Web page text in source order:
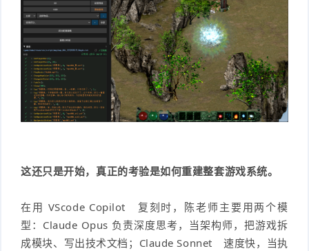
这还只是开始，真正的考验是如何重建整套游戏系统。
在用 VScode Copilot
复刻时，陈老师主要用两个模
型：Claude Opus 负责深度思考，当架构师，把游戏拆
成模块、写出技术文档； Claude Sonnet
速度快，当执